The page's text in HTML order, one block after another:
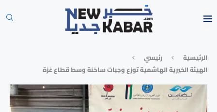
الرئيسية
رئيسي
الهيئة الخيرية الهاشمية توزع وجبات ساخنة وسط قطاع غزة